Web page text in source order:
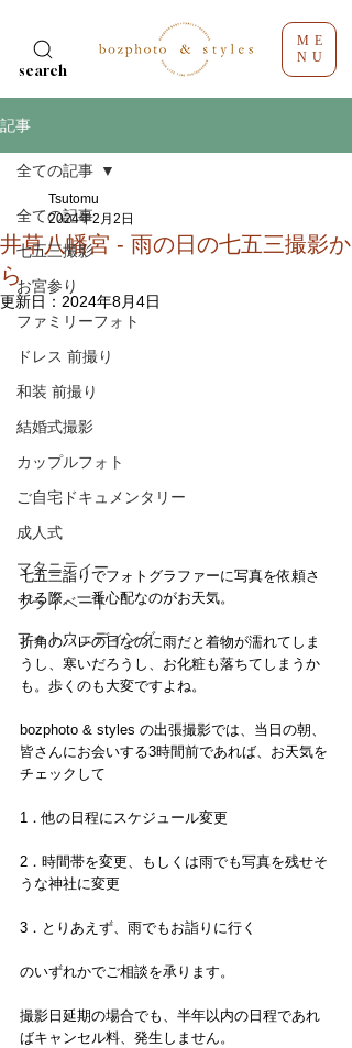
search
ME
NU
記事
全ての記事
七五三撮影
お宮参り
ファミリーフォト
ドレス 前撮り
和装 前撮り
結婚式撮影
カップルフォト
ご自宅ドキュメンタリー
成人式
マタニティー
プライベート
フォトウェディング
全ての記事
井草八幡宮 - 雨の日の七五三撮影か
ら
Tsutomu
2024年2月2日
更新日： 2024年8月4日
七五三詣りでフォトグラファーに写真を依頼さ
れる際、一番心配なのがお天気。
折角のハレの日なのに雨だと着物が濡れてしま
うし、寒いだろうし、お化粧も落ちてしまうか
も。歩くのも大変ですよね。
bozphoto & styles の出張撮影では、当日の朝、
皆さんにお会いする3時間前であれば、お天気を
チェックして
1．他の日程にスケジュール変更
2．時間帯を変更、もしくは雨でも写真を残せそ
うな神社に変更
3．とりあえず、雨でもお詣りに行く
のいずれかでご相談を承ります。
撮影日延期の場合でも、半年以内の日程であれ
ばキャンセル料、発生しません。